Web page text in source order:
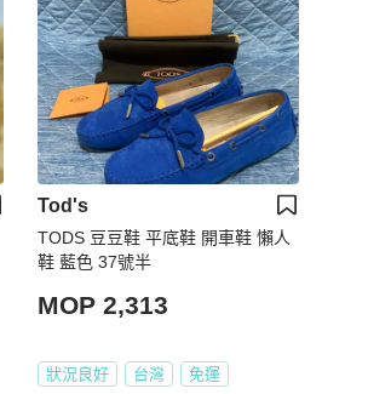
Tod's
TODS 豆豆鞋 平底鞋 開車鞋 懶人
鞋 藍色 37號半
MOP 2,313
狀況良好 台灣 免運